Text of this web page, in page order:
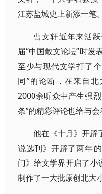
江苏盐城史上新添一笔。
曹文轩近年来活
届“中国散文论坛”时发
至少与现代文学打了
同”的论断，在来自
2000余听众中产生强
条”的精彩评论也给与会
他在《十月》开辟
说选刊》开辟了两年
门》给文学界开启了小
制作了一大批原创北大小